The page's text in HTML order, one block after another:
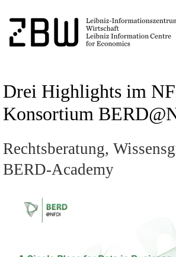
Drei Highlights im
Konsortium
Rechtsberatung,
BERD-Academy